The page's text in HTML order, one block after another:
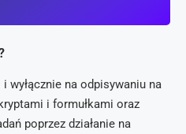
wyłącznie na odpisywaniu na
i formułkami oraz
poprzez działanie na